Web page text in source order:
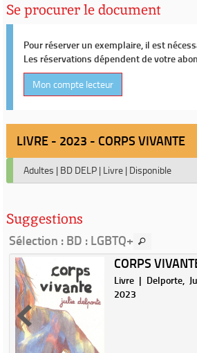
Se procurer le document
Pour réserver un exemplaire, il est
Les réservations dépendent de votre
Mon compte lecteur
LIVRE - 2023 - CORPS VIVANTE
Adultes | BD DELP | Livre | Disponible
Suggestions
Sélection : BD : LGBTQ+
CORPS
Livre | Delporte,
2023